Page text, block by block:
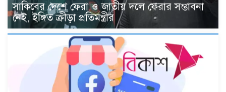
সাকিবের দেশে ফেরা ও জাতীয় দলে ফেরার সম্ভাবনা
নেই, ইঙ্গিত ক্রীড়া প্রতিমন্ত্রীর